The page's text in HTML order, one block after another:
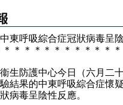
東呼吸綜合症冠狀病毒呈
＊ ＊ ＊ ＊ ＊ ＊ ＊ ＊ ＊ ＊ ＊ ＊
防護中心今日（六月二十
結果的中東呼吸綜合症懷
病毒呈陰性反應。